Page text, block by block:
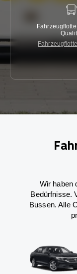
Wir haben
Bedürfnisse.
Bussen. Alle